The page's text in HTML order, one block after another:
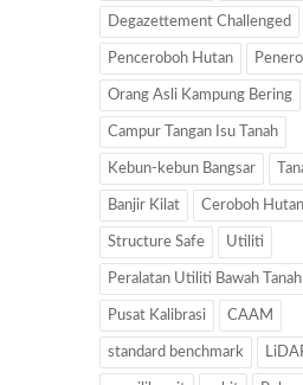
Degazettement Challenged
Penceroboh Hutan
Orang Asli Kampung Bering
Campur Tangan Isu Tanah
Kebun-kebun Bangsar
Banjir Kilat Ceroboh Hutan
Structure Safe Utiliti
Peralatan Utiliti Bawah Tanah
Pusat Kalibrasi CAAM
standard benchmark